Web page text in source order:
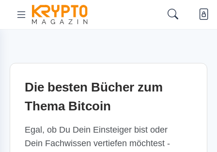
Die besten Bücher zum
Thema Bitcoin
Egal, ob Du Dein Einsteiger bist oder
Dein Fachwissen vertiefen möchtest -